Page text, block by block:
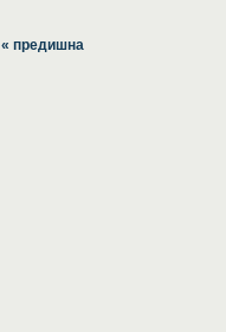
« предишна